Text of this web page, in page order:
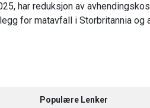
har reduksjon av
for matavfall i Storbritannia
Populære Lenker